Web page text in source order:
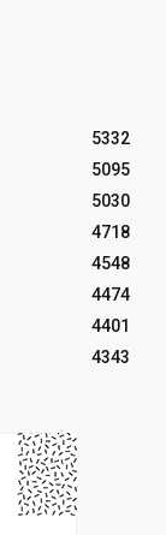
5332
5095
5030
4718
4548
4474
4401
4343